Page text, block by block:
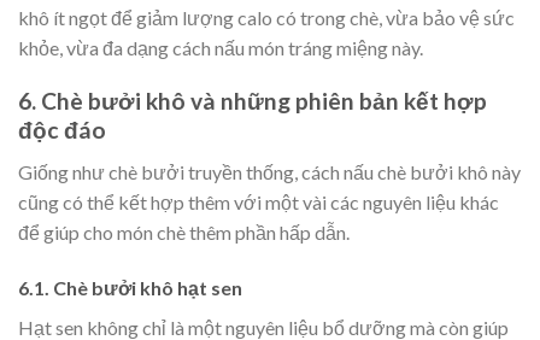
khô ít ngọt để giảm lượng calo có trong chè, vừa bảo vệ sức
khỏe, vừa đa dạng cách nấu món tráng miệng này.
6. Chè bưởi khô và những phiên bản kết hợp
độc đáo
Giống như chè bưởi truyền thống, cách nấu chè bưởi khô này
cũng có thể kết hợp thêm với một vài các nguyên liệu khác
để giúp cho món chè thêm phần hấp dẫn.
6.1. Chè bưởi khô hạt sen
Hạt sen không chỉ là một nguyên liệu bổ dưỡng mà còn giúp